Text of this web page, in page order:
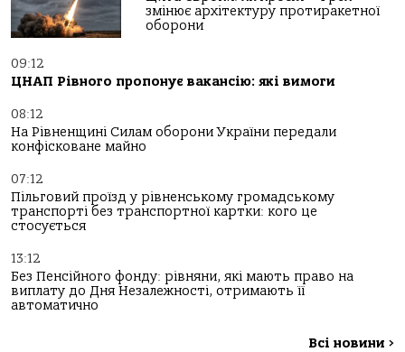
змінює архітектуру протиракетної
оборони
09:12
ЦНАП Рівного пропонує вакансію: які вимоги
08:12
На Рівненщині Силам оборони України передали
конфісковане майно
07:12
Пільговий проїзд у рівненському громадському
транспорті без транспортної картки: кого це
стосується
13:12
Без Пенсійного фонду: рівняни, які мають право на
виплату до Дня Незалежності, отримають її
автоматично
Всі новини >